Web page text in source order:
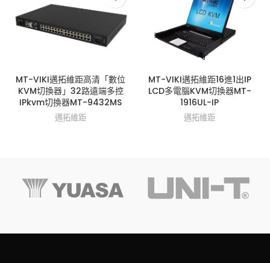
MT-VIKI邁拓維距高清「數位
KVM切換器」32路遠端多控
IPkvm切換器MT-9432MS
邁拓維距
MT-VIKI邁拓維距16進1出IP
LCD多電腦KVM切換器MT-
1916UL-IP
邁拓維距